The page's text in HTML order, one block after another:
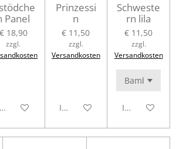
Panel
€ 18,90
zzgl.
den Warenkorb
Prinzessi
n
€ 11,50
zzgl.
Versandkosten
In den Warenkorb
Schweste
rn lila
€ 11,50
zzgl.
Versandkosten
In den